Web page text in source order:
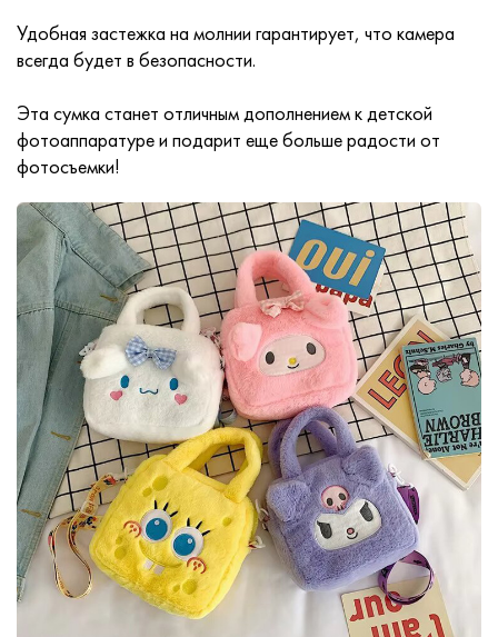
Удобная застежка на молнии гарантирует, что камера
всегда будет в безопасности.
Эта сумка станет отличным дополнением к детской
фотоаппаратуре и подарит еще больше радости от
фотосъемки!